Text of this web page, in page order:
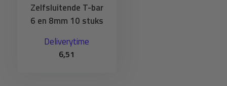
Zelfsluitende T-bar
6 en 8mm 10 stuks
Deliverytime
6,51